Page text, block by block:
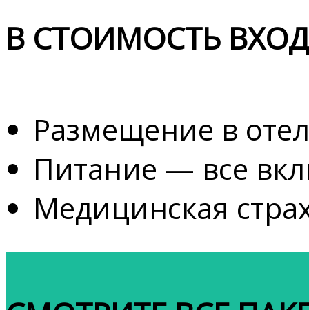
В СТОИМОСТЬ
Размещение в
Питание — все
Медицинская